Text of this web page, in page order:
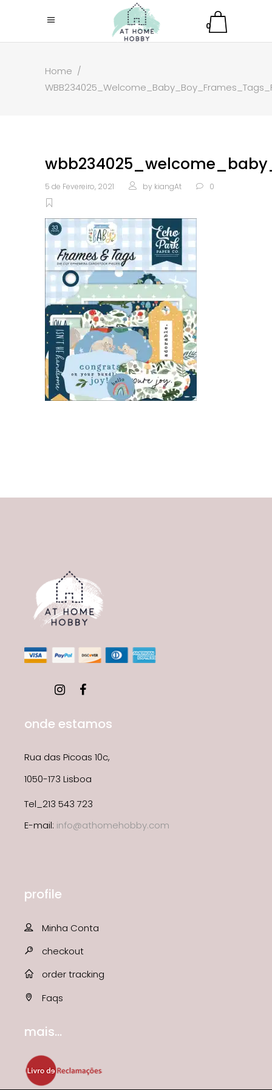
0
Home /
5 de Fevereiro, 2021 by kiangAt 0
onde estamos
Rua das Picoas 10c,
1050-173 Lisboa
Tel_213 543 723
E-mail: info@athomehobby.com
profile
Minha Conta
checkout
order tracking
Faqs
mais...